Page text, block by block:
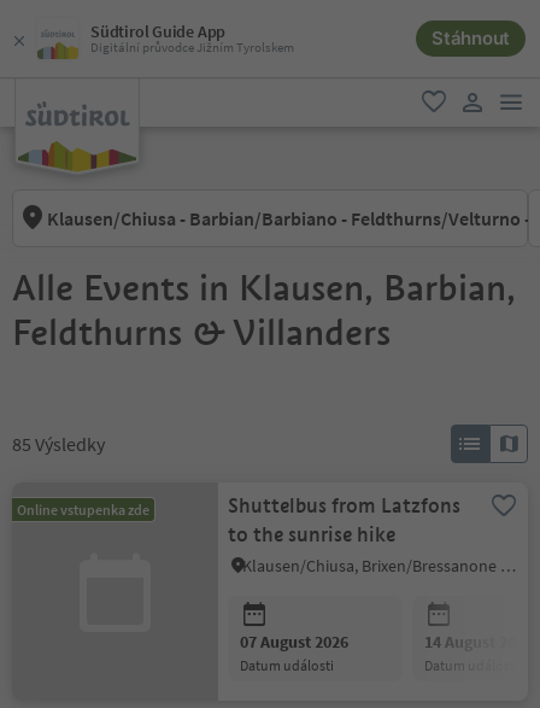
Südtirol Guide App
Digitální průvodce Jižním Tyrolskem Stáhnout
oblíbené
Klausen/Chiusa - Barbian/Barbiano - Feldthurns/Velturno
Alle Events in Klausen, Barbian,
Feldthurns & Villanders
85 Výsledky
Online vstupenka zde
Shuttelbus from Latzfons
to the sunrise hike
Klausen/Chiusa, Brixen/Bressanone and environs
07 August 2026
datum události
14 August 2026
datum události